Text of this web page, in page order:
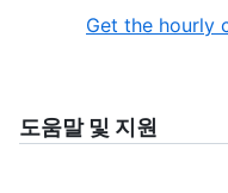
Get the hourly
도움말 및 지원